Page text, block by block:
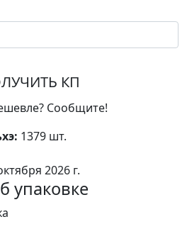
КП
Сообщите!
1379 шт.
2026 г.
упаковке